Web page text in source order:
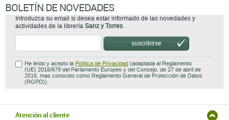
BOLETÍN DE NOVEDADES
Introduzca su email si desea estar informado de las novedades y
actividades de la librería Sanz y Torres.
suscribirse
He leído y acepto la Política de Privacidad (adaptada al Reglamento
(UE) 2016/679 del Parlamento Europeo y del Consejo, de 27 de abril de
2016, mas conocido como Reglamento General de Protección de Datos
(RGPD)).
Atención al cliente